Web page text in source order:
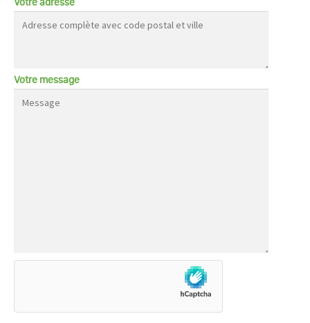
Votre adresse
Votre message